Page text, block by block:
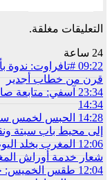
التعليقات مغلقة.
24 ساعة
09:22 #تافراوت: ندوة
قرن من خطاب أجدير
23:34 آسفي: متابعة
14:34
14:28 الحبس لخمس
إلى محيط باب سبتة
12:06 المغرب يخلد
شعار خدمة أوراش المغرب
12:04 طقس الخميس: